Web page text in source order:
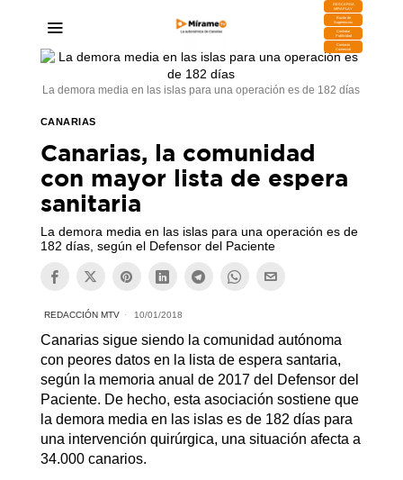
DESCARGA
MIRAPLAY
Buzón de
Sugerencias
Contratar
Publicidad
Contacto
Comercial
La demora media en las islas para una operación es de 182 días
CANARIAS
Canarias, la comunidad
con mayor lista de espera
sanitaria
La demora media en las islas para una operación es de
182 días, según el Defensor del Paciente
REDACCIÓN MTV 10/01/2018
Canarias sigue siendo la comunidad autónoma
con peores datos en la lista de espera santaria,
según la memoria anual de 2017 del Defensor del
Paciente. De hecho, esta asociación sostiene que
la demora media en las islas es de 182 días para
una intervención quirúrgica, una situación afecta a
34.000 canarios.